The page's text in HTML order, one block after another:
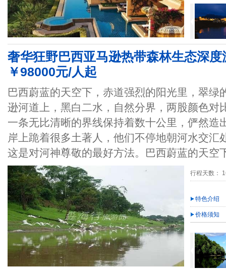
奢华狂野巴西亚马逊热带森林生态深
￥98000元/人起
巴西蔚蓝的天空下，赤道强烈的阳光里，翠绿
逊河道上，黑白二水，自然分界，两股颜色对
一条无比清晰的界线保持着数十公里，俨然造
岸上跪着很多土著人，他们不停地朝河水交汇
这是对河神尊敬的最好方法。巴西蔚蓝的天
行程天数：
特色介绍
价格须知